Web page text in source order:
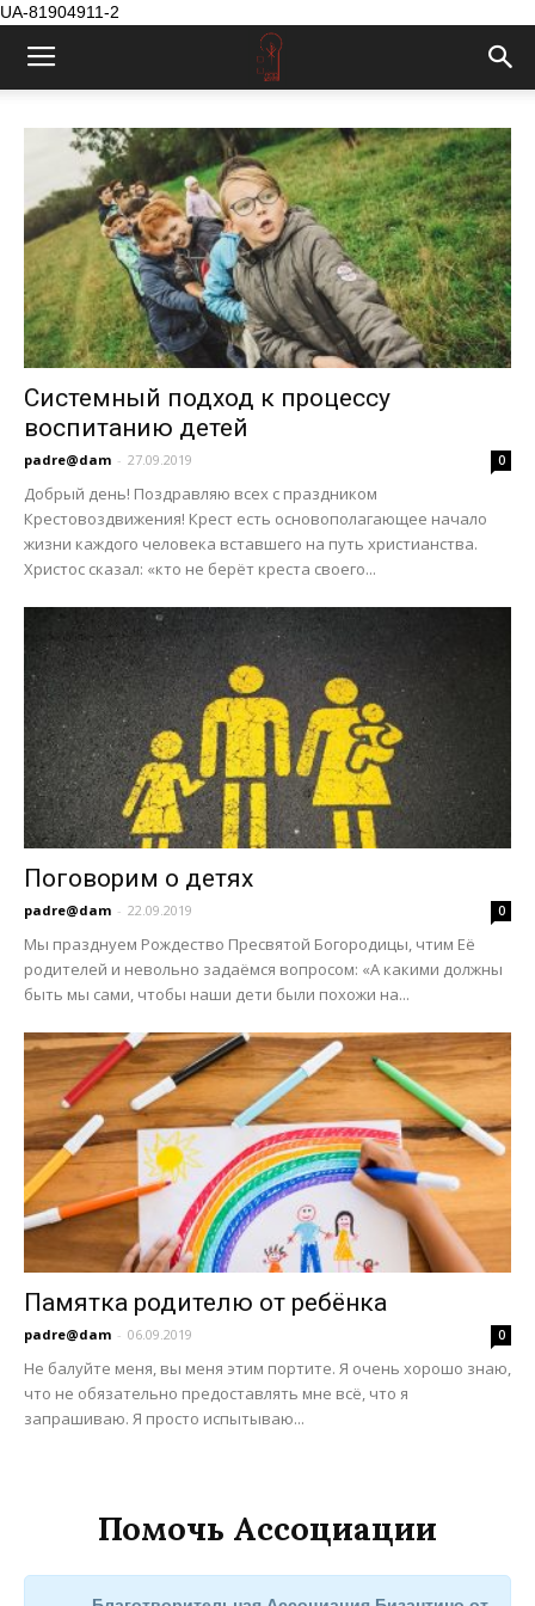
UA-81904911-2
Системный подход к процессу
воспитанию детей
padre@dam - 27.09.2019 0
Добрый день! Поздравляю всех с праздником
Крестовоздвижения! Крест есть основополагающее начало
жизни каждого человека вставшего на путь христианства.
Христос сказал: «кто не берёт креста своего...
Поговорим о детях
padre@dam - 22.09.2019 0
Мы празднуем Рождество Пресвятой Богородицы, чтим Её
родителей и невольно задаёмся вопросом: «А какими должны
быть мы сами, чтобы наши дети были похожи на...
Памятка родителю от ребёнка
padre@dam - 06.09.2019 0
Не балуйте меня, вы меня этим портите. Я очень хорошо знаю,
что не обязательно предоставлять мне всё, что я
запрашиваю. Я просто испытываю...
Помочь Ассоциации